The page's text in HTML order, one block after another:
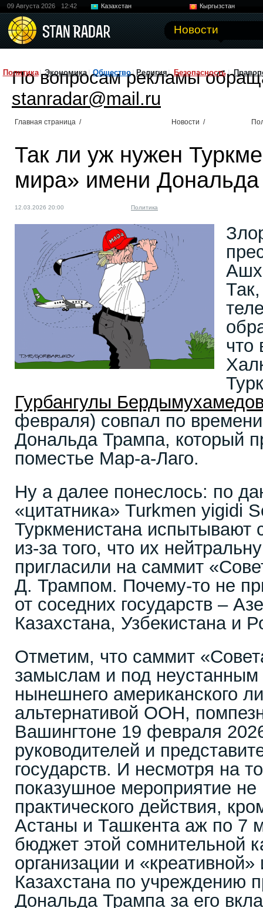
09 Августа 2026 12:42 Казахстан
Кыргызстан
Новости
Политика Экономика Общество Религия Безопасность
По вопросам рекламы
stanradar@mail.ru
Главная страница / Новости /
Так ли уж нужен
мира» имени
12.03.2026 20:00 Политика
что
Гурбангулы
февраля) совпал по
Дональда Трампа, который
поместье Мар-а-Лаго.
Ну а далее понеслось: по
«цитатника» Turkmen yigidi
Туркменистана испытывают
из-за того, что их
пригласили на саммит
Д. Трампом. Почему-то не
от соседних государств –
Казахстана, Узбекистана и
Отметим, что саммит
замыслам и под неустанным
нынешнего американского
альтернативой ООН,
Вашингтоне 19 февраля
руководителей и
государств. И несмотря на
показушное мероприятие
практического действия,
Астаны и Ташкента аж по 7
бюджет этой сомнительной
организации и
Казахстана по учреждению
Дональда Трампа за его